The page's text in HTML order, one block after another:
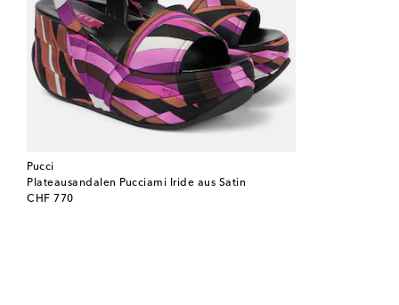
Pucci
Plateausandalen Pucciami Iride aus Satin
CHF 770
original price